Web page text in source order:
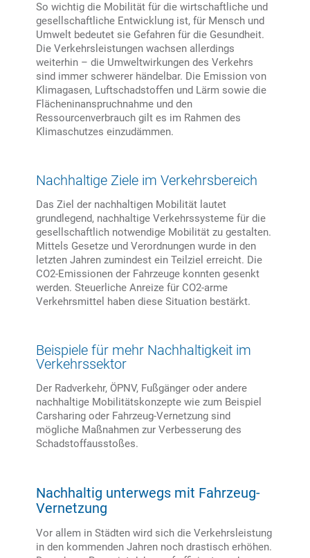
So wichtig die Mobilität für die wirtschaftliche und
gesellschaftliche Entwicklung ist, für Mensch und
Umwelt bedeutet sie Gefahren für die Gesundheit.
Die Verkehrsleistungen wachsen allerdings
weiterhin – die Umweltwirkungen des Verkehrs
sind immer schwerer händelbar. Die Emission von
Klimagasen, Luftschadstoffen und Lärm sowie die
Flächeninanspruchnahme und den
Ressourcenverbrauch gilt es im Rahmen des
Klimaschutzes einzudämmen.
Nachhaltige Ziele im Verkehrsbereich
Das Ziel der nachhaltigen Mobilität lautet
grundlegend, nachhaltige Verkehrssysteme für die
gesellschaftlich notwendige Mobilität zu gestalten.
Mittels Gesetze und Verordnungen wurde in den
letzten Jahren zumindest ein Teilziel erreicht. Die
CO2-Emissionen der Fahrzeuge konnten gesenkt
werden. Steuerliche Anreize für CO2-arme
Verkehrsmittel haben diese Situation bestärkt.
Beispiele für mehr Nachhaltigkeit im
Verkehrssektor
Der Radverkehr, ÖPNV, Fußgänger oder andere
nachhaltige Mobilitätskonzepte wie zum Beispiel
Carsharing oder Fahrzeug-Vernetzung sind
mögliche Maßnahmen zur Verbesserung des
Schadstoffausstoßes.
Nachhaltig unterwegs mit Fahrzeug-
Vernetzung
Vor allem in Städten wird sich die Verkehrsleistung
in den kommenden Jahren noch drastisch erhöhen.